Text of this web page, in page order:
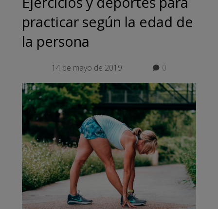
practicar según la edad de
la persona
14 de mayo de 2019 0